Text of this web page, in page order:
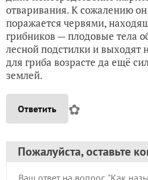
отваривания. К сожалению он
поражается червями,
грибников — плодовые тела
лесной подстилки и выходят
для гриба возрасте да ещё
землей.
Ответить ✿
Пожалуйста, оставьте